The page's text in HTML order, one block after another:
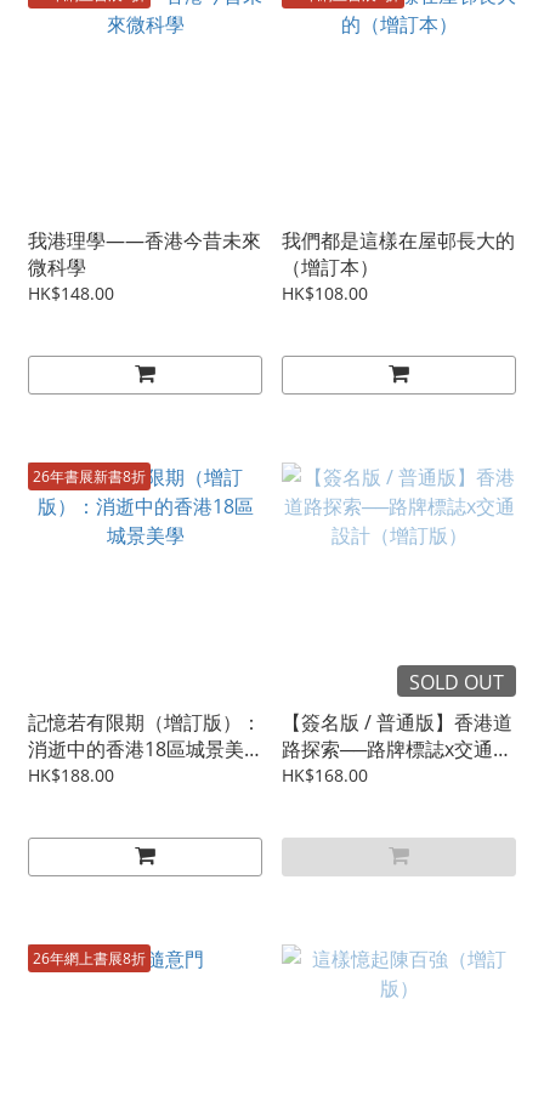
我港理學——香港今昔未來
微科學
HK$148.00
我們都是這樣在屋邨長大的
（增訂本）
HK$108.00
26年書展新書8折
記憶若有限期（增訂版）：
消逝中的香港18區城景美
學
HK$188.00
SOLD OUT
【簽名版 / 普通版】香港道
路探索──路牌標誌x交通設
計（增訂版）
HK$168.00
26年網上書展8折